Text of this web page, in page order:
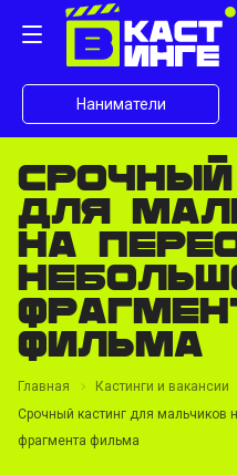
Наниматели
для
на
фильма
Главная Кастинги и вакансии
Срочный кастинг для мальчиков
фрагмента фильма